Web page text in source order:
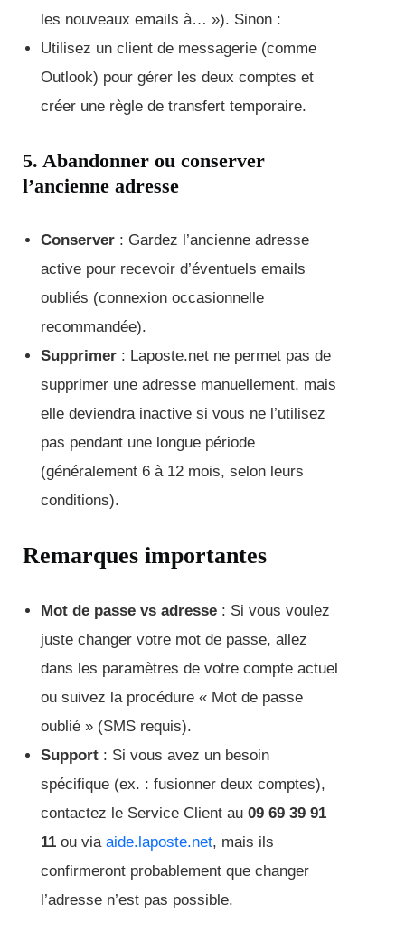
les nouveaux emails à… »). Sinon :
Utilisez un client de messagerie (comme
Outlook) pour gérer les deux comptes et
créer une règle de transfert temporaire.
5. Abandonner ou conserver
l’ancienne adresse
Conserver : Gardez l’ancienne adresse
active pour recevoir d’éventuels emails
oubliés (connexion occasionnelle
recommandée).
Supprimer : Laposte.net ne permet pas de
supprimer une adresse manuellement, mais
elle deviendra inactive si vous ne l’utilisez
pas pendant une longue période
(généralement 6 à 12 mois, selon leurs
conditions).
Remarques importantes
Mot de passe vs adresse : Si vous voulez
juste changer votre mot de passe, allez
dans les paramètres de votre compte actuel
ou suivez la procédure « Mot de passe
oublié » (SMS requis).
Support : Si vous avez un besoin
spécifique (ex. : fusionner deux comptes),
contactez le Service Client au 09 69 39 91
11 ou via aide.laposte.net, mais ils
confirmeront probablement que changer
l’adresse n’est pas possible.